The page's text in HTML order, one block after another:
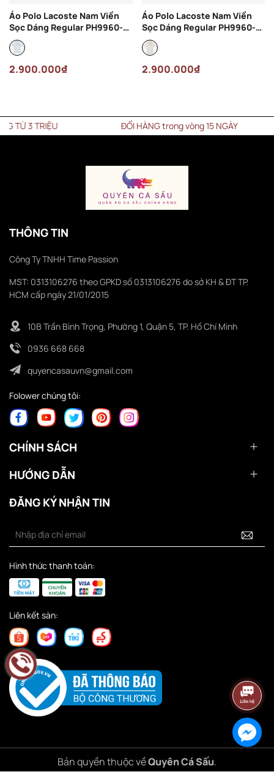
Áo Polo Lacoste Nam Viền
Sọc Dáng Regular PH9960-
00-T01 Màu Xanh Nhạt
2.900.000₫
Áo Polo Lacoste Nam Viền
Sọc Dáng Regular PH9960-
00-ARS Màu Kem
2.900.000₫
3 TRIỆU ĐỔI HÀNG trong vòng 15 NGÀY
THÔNG TIN
Công Ty TNHH Time Passion
MST: 0313106276 theo GPKD số 0313106276 do sở KH & ĐT TP.
HCM cấp ngày 21/01/2015
10B Trần Bình Trọng, Phường 1, Quận 5, TP. Hồ Chí Minh
0936 668 668
quyencasauvn@gmail.com
Folower chúng tôi:
CHÍNH SÁCH
HƯỚNG DẪN
ĐĂNG KÝ NHẬN TIN
Hình thức thanh toán:
Liên kết sàn:
Bản quyền thuộc vềQuyên Cá Sấu.